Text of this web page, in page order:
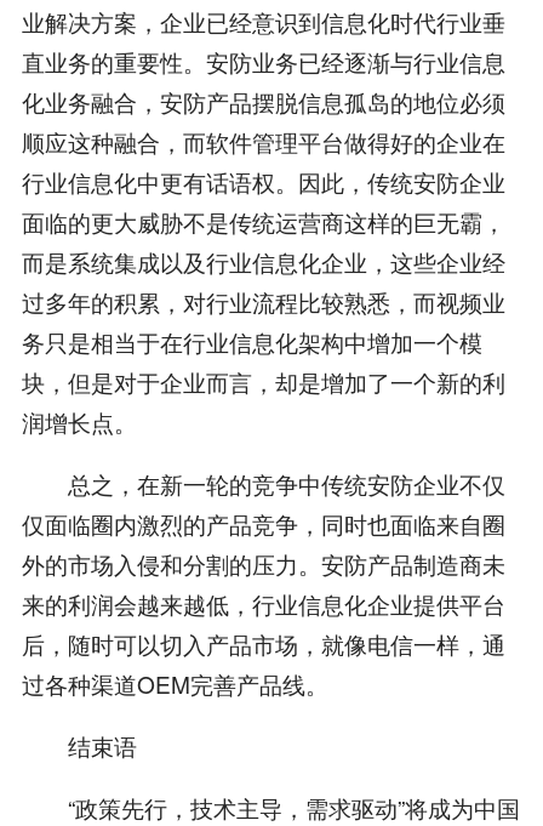
业解决方案，企业已经意识到信息化时代行业垂
直业务的重要性。安防业务已经逐渐与行业信息
化业务融合，安防产品摆脱信息孤岛的地位必须
顺应这种融合，而软件管理平台做得好的企业在
行业信息化中更有话语权。因此，传统安防企业
面临的更大威胁不是传统运营商这样的巨无霸，
而是系统集成以及行业信息化企业，这些企业经
过多年的积累，对行业流程比较熟悉，而视频业
务只是相当于在行业信息化架构中增加一个模
块，但是对于企业而言，却是增加了一个新的利
润增长点。
总之，在新一轮的竞争中传统安防企业不仅
仅面临圈内激烈的产品竞争，同时也面临来自圈
外的市场入侵和分割的压力。安防产品制造商未
来的利润会越来越低，行业信息化企业提供平台
后，随时可以切入产品市场，就像电信一样，通
过各种渠道OEM完善产品线。
结束语
“政策先行，技术主导，需求驱动”将成为中国